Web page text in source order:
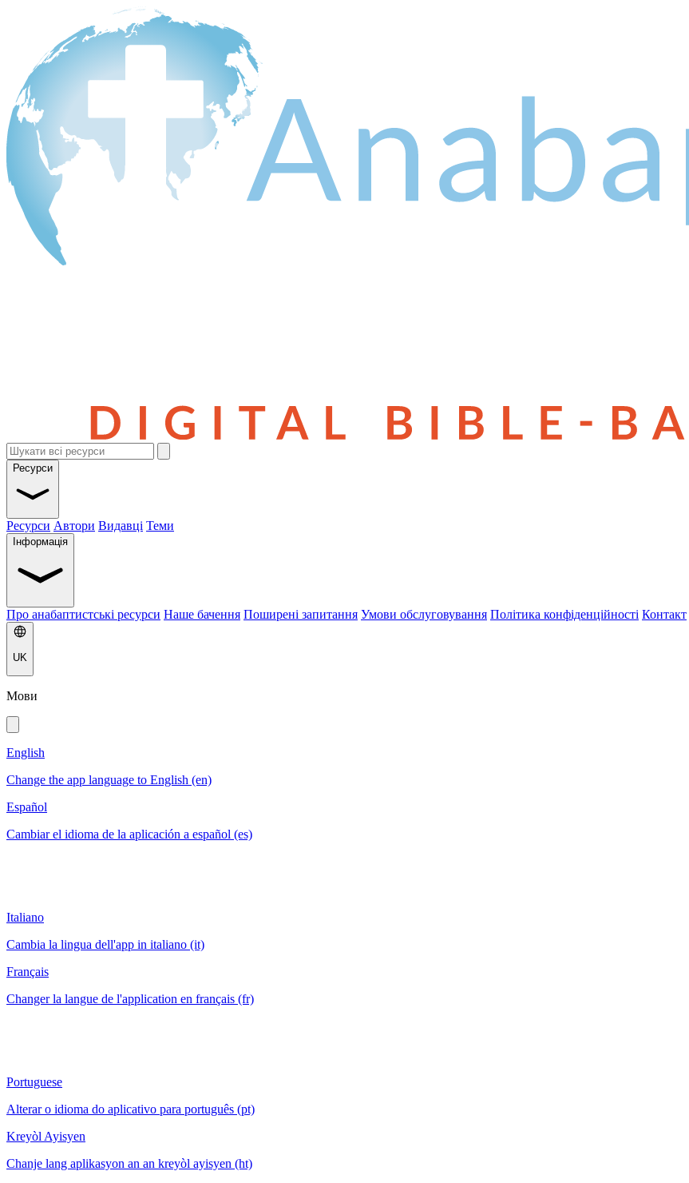
Ресурси
Ресурси Автори Видавці Теми
Інформація
Про анабаптистські ресурси Наше бачення Поширені запитання Умови обслуговування Політика конфіденційності Контакт
UK
Мови
English
Change the app language to English (en)
Español
Cambiar el idioma de la aplicación a español (es)
Italiano
Cambia la lingua dell'app in italiano (it)
Français
Changer la langue de l'application en français (fr)
Portuguese
Alterar o idioma do aplicativo para português (pt)
Kreyòl Ayisyen
Chanje lang aplikasyon an an kreyòl ayisyen (ht)